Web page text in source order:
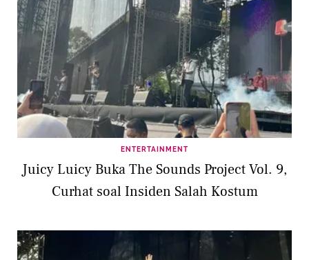
ENTERTAINMENT
Juicy Luicy Buka The Sounds Project Vol. 9,
Curhat soal Insiden Salah Kostum